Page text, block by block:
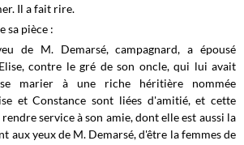
Il a fait rire.
sa pièce :
de M. Demarsé, campagnard, a épousé
contre le gré de son oncle, qui lui avait
marier à une riche héritière nommée
et Constance sont liées d'amitié, et cette
service à son amie, dont elle est aussi la
aux yeux de M. Demarsé, d'être la femmes de